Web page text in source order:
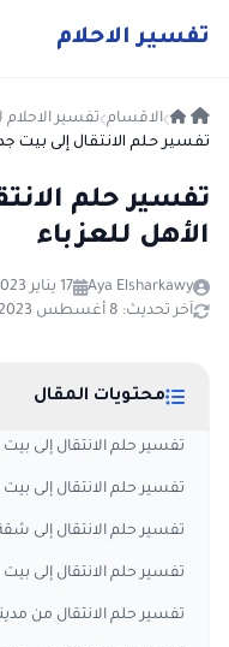
تفسير الاحلام
الاقسام تفسير
تفسير حلم الانتقال إلى بيت
تفسير حلم
الأهل للعزباء
Aya Elsharkawy 17 يناير 2023
آخر تحديث: 8 أغسطس 2023
محتويات المقال
تفسير حلم الانتقال إلى
تفسير حلم الانتقال إلى
تفسير حلم الانتقال إلى
تفسير حلم الانتقال إلى
تفسير حلم الانتقال من